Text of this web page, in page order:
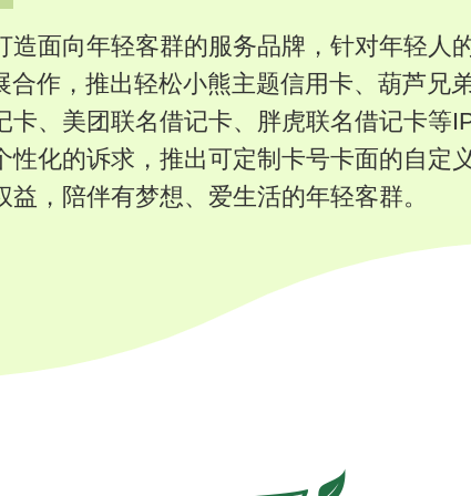
造面向年轻客群的服务品牌，针对年轻人
合作，推出轻松小熊主题信用卡、葫芦兄
卡、美团联名借记卡、胖虎联名借记卡等
性化的诉求，推出可定制卡号卡面的自定
益，陪伴有梦想、爱生活的年轻客群。